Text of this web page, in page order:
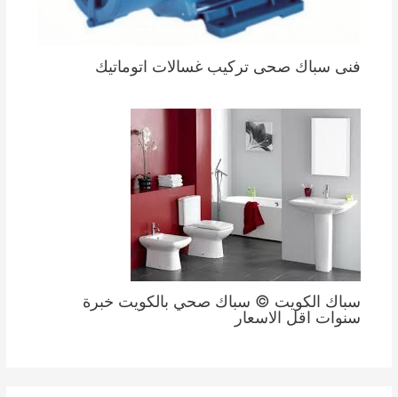
فنى سباك صحى تركيب غسالات اتوماتيك
سباك الكويت © سباك صحي بالكويت خبرة
سنوات اقل الاسعار